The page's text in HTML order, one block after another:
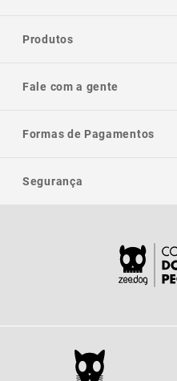
Produtos
Fale com a gente
Formas de Pagamentos
Segurança